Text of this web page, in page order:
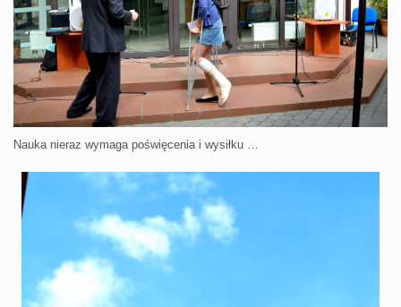
Nauka nieraz wymaga poświęcenia i wysiłku …